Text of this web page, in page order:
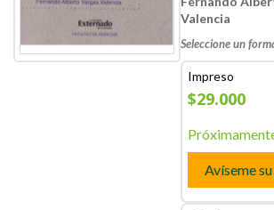
Valencia
Seleccione un
Impreso
$29.000
Avíseme